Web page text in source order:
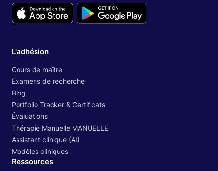
L'adhésion
Cours de maître
Examens de recherche
Blog
Portfolio Tracker & Certificats
Évaluations
Thérapie Manuelle MANUELLE
Assistant clinique (AI)
Modèles cliniques
Ressources